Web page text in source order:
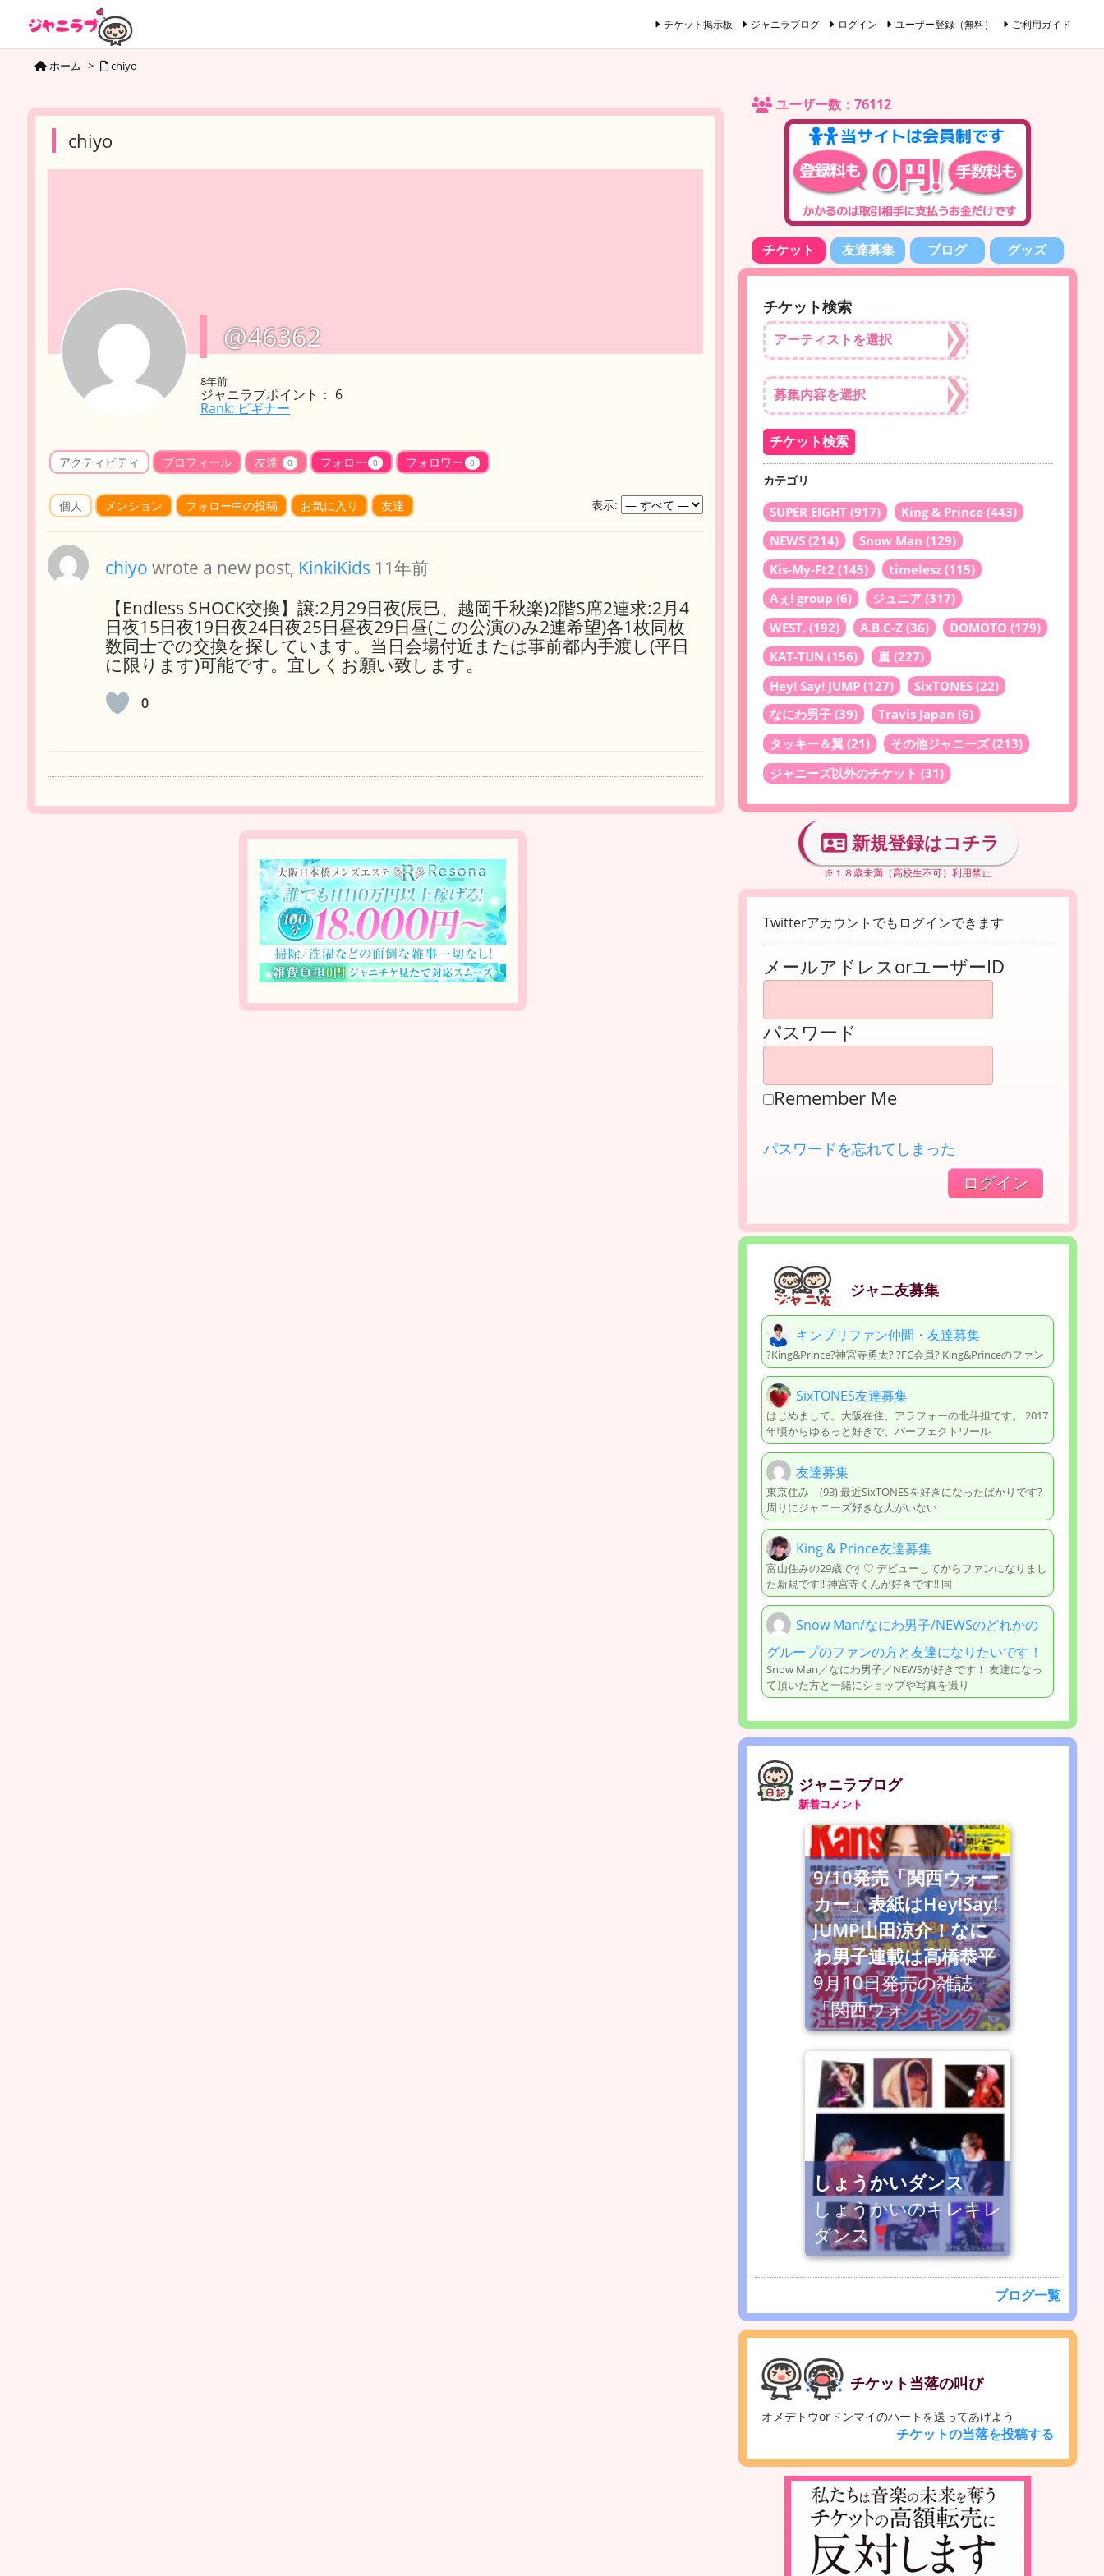
チケット掲示板 ジャニラブログ ログイン ユーザー登録（無料） ご利用ガイド
ホーム > chiyo
chiyo
@46362
8年前
ジャニラブポイント： 6
Rank: ビギナー
アクティビティ プロフィール 友達 0 フォロー 0 フォロワー 0
個人 メンション フォロー中の投稿 お気に入り 友達 表示:
chiyo wrote a new post, KinkiKids 11年前
【Endless SHOCK交換】譲:2月29日夜(辰巳、越岡千秋楽)2階S席2連求:2月4
日夜15日夜19日夜24日夜25日昼夜29日昼(この公演のみ2連希望)各1枚同枚
数同士での交換を探しています。当日会場付近または事前都内手渡し(平日
に限ります)可能です。宜しくお願い致します。
0
ユーザー数：76112
チケット 友達募集 ブログ グッズ
チケット検索
カテゴリ
SUPER EIGHT (917) King & Prince (443)
NEWS (214) Snow Man (129)
Kis-My-Ft2 (145) timelesz (115)
Aぇ! group (6) ジュニア (317)
WEST. (192) A.B.C-Z (36) DOMOTO (179)
KAT-TUN (156) 嵐 (227)
Hey! Say! JUMP (127) SixTONES (22)
なにわ男子 (39) Travis Japan (6)
タッキー＆翼 (21) その他ジャニーズ(213)
ジャニーズ以外のチケット (31)
新規登録はコチラ
※１８歳未満（高校生不可）利用禁止
Twitterアカウントでもログインできます
メールアドレスorユーザーID
パスワード
Remember Me
パスワードを忘れてしまった
ジャニ友募集
キンプリファン仲間・友達募集
?King&Prince?神宮寺勇太? ?FC会員? King&Princeのファン
SixTONES友達募集
はじめまして。大阪在住、アラフォーの北斗担です。 2017
年頃からゆるっと好きで、パーフェクトワール
友達募集
東京住み (93) 最近SixTONESを好きになったばかりです?
周りにジャニーズ好きな人がいない
King & Prince友達募集
富山住みの29歳です♡ デビューしてからファンになりまし
た新規です‼︎ 神宮寺くんが好きです‼︎ 同
Snow Man/なにわ男子/NEWSのどれかの
グループのファンの方と友達になりたいです！
Snow Man／なにわ男子／NEWSが好きです！ 友達になっ
て頂いた方と一緒にショップや写真を撮り
ジャニラブログ
新着コメント
9/10発売「関西ウォー
カー」表紙はHey!Say!
JUMP山田涼介！なに
わ男子連載は高橋恭平
9月10日発売の雑誌
「関西ウォ
しょうかいダンス
しょうかいのキレキレ
ダンス
ブログ一覧
チケット当落の叫び
オメデトウorドンマイのハートを送ってあげよう
チケットの当落を投稿する